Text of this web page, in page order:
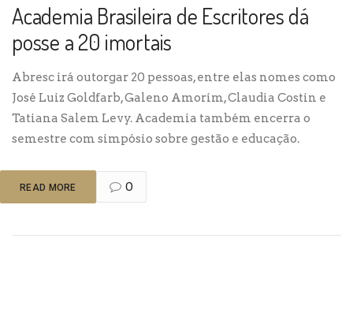
Academia Brasileira de Escritores dá
posse a 20 imortais
Abresc irá outorgar 20 pessoas, entre elas nomes como
José Luiz Goldfarb, Galeno Amorim, Claudia Costin e
Tatiana Salem Levy. Academia também encerra o
semestre com simpósio sobre gestão e educação.
READ MORE 0